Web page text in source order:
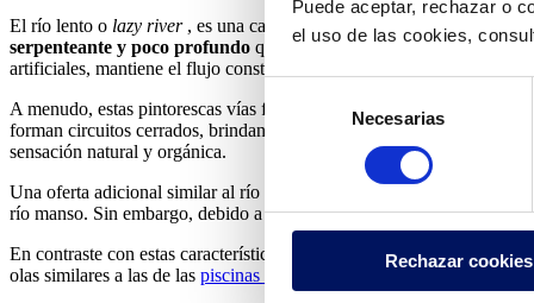
Puede aceptar, rechazar o
el uso de las cookies,
de
consentimiento
Necesarias
Rechazar cookies
El río lento o lazy river , es una característica predominante e
serpenteante y poco profundo que ofrece a los huéspedes una
artificiales, mantiene el flujo constante.
A menudo, estas pintorescas vías fluviales pueden incorporar
forman circuitos cerrados, brindando variadas experiencias y
sensación natural y orgánica.
Una oferta adicional similar al río lento es el canal de corriente. Con
río manso. Sin embargo, debido a su profundidad, ofrecen
En contraste con estas características terapéuticas o orientadas a la
olas similares a las de las piscinas de olas
, estos ríos impulsan a los